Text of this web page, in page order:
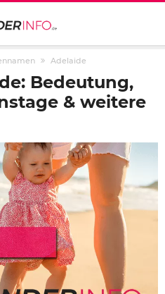
Adelaide
Bedeutung,
& weitere